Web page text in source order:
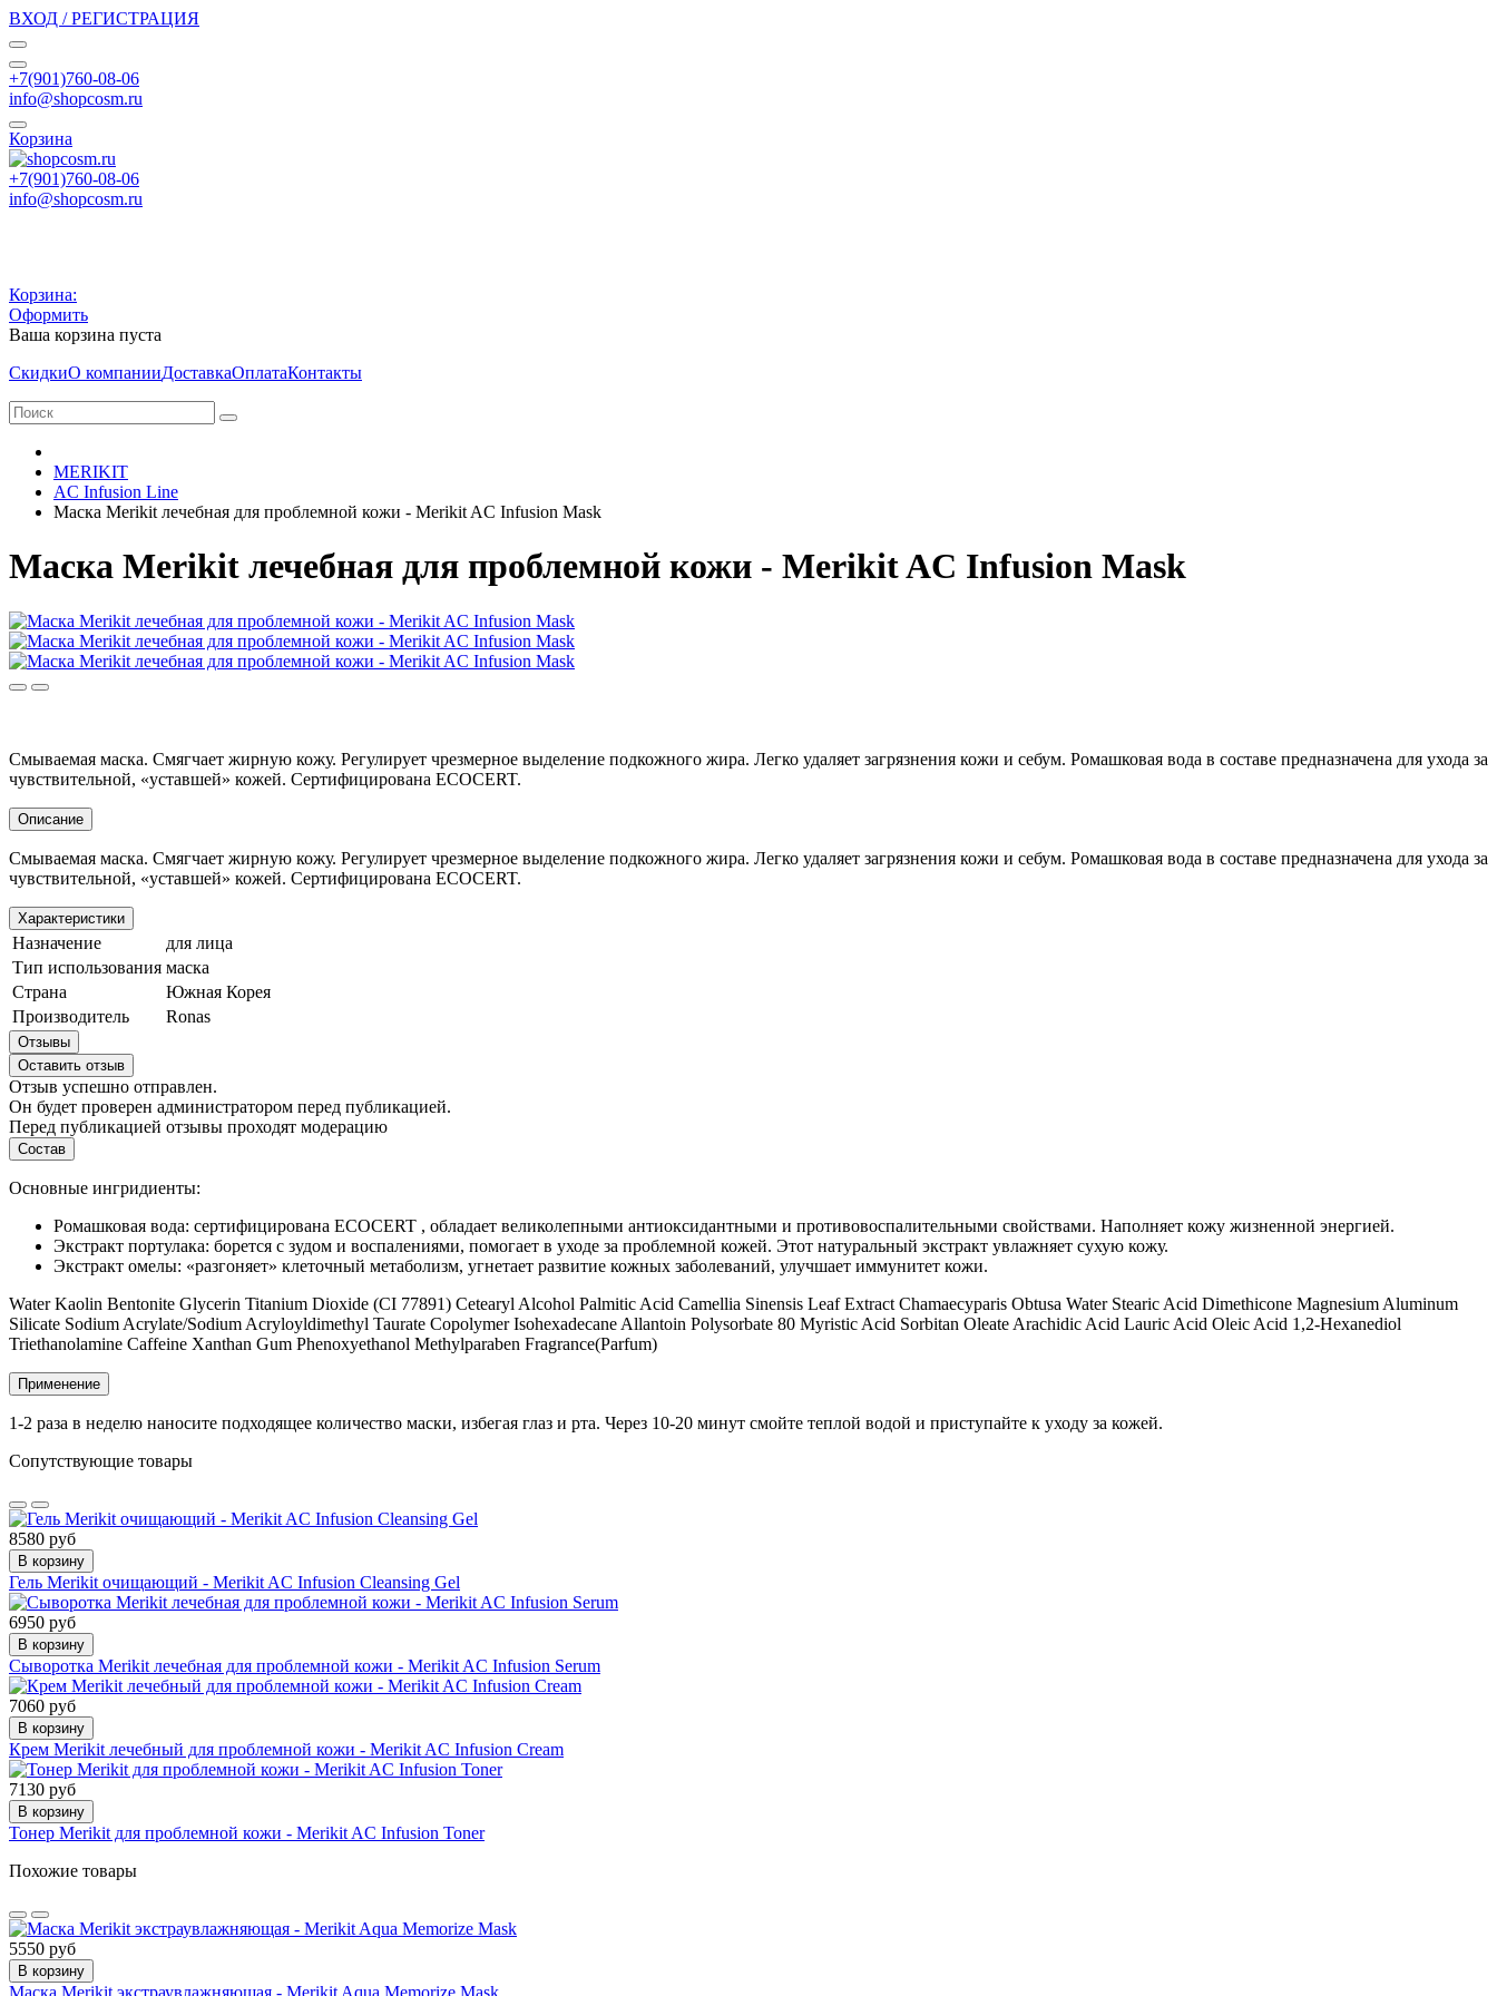
ВХОД / РЕГИСТРАЦИЯ
+7(901)760-08-06
info@shopcosm.ru
Корзина
+7(901)760-08-06
info@shopcosm.ru
Корзина:
Оформить
Ваша корзина пуста
СкидкиО компанииДоставкаОплатаКонтакты
MERIKIT
AC Infusion Line
Маска Merikit лечебная для проблемной кожи - Merikit AC Infusion Mask
Маска Merikit лечебная для проблемной кожи - Merikit AC Infusion Mask
Смываемая маска. Смягчает жирную кожу. Регулирует чрезмерное выделение подкожного жира. Легко удаляет загрязнения кожи и себум. Ромашковая вода в составе предназначена для ухода за
чувствительной, «уставшей» кожей. Сертифицирована ECOCERT.
Описание
Смываемая маска. Смягчает жирную кожу. Регулирует чрезмерное выделение подкожного жира. Легко удаляет загрязнения кожи и себум. Ромашковая вода в составе предназначена для ухода за
чувствительной, «уставшей» кожей. Сертифицирована ECOCERT.
Характеристики
Назначение
для лица
Тип использования маска
Страна
Южная Корея
Производитель
Ronas
Отзывы
Оставить отзыв
Отзыв успешно отправлен.
Он будет проверен администратором перед публикацией.
Перед публикацией отзывы проходят модерацию
Состав
Основные ингридиенты:
Ромашковая вода: сертифицирована ECOCERT , обладает великолепными антиоксидантными и противовоспалительными свойствами. Наполняет кожу жизненной энергией.
Экстракт портулака: борется с зудом и воспалениями, помогает в уходе за проблемной кожей. Этот натуральный экстракт увлажняет сухую кожу.
Экстракт омелы: «разгоняет» клеточный метаболизм, угнетает развитие кожных заболеваний, улучшает иммунитет кожи.
Water Kaolin Bentonite Glycerin Titanium Dioxide (CI 77891) Cetearyl Alcohol Palmitic Acid Camellia Sinensis Leaf Extract Chamaecyparis Obtusa Water Stearic Acid Dimethicone Magnesium Aluminum
Silicate Sodium Acrylate/Sodium Acryloyldimethyl Taurate Copolymer Isohexadecane Allantoin Polysorbate 80 Myristic Acid Sorbitan Oleate Arachidic Acid Lauric Acid Oleic Acid 1,2-Hexanediol
Triethanolamine Caffeine Xanthan Gum Phenoxyethanol Methylparaben Fragrance(Parfum)
Применение
1-2 раза в неделю наносите подходящее количество маски, избегая глаз и рта. Через 10-20 минут смойте теплой водой и приступайте к уходу за кожей.
Сопутствующие товары
8580 руб
В корзину
Гель Merikit очищающий - Merikit AC Infusion Cleansing Gel
6950 руб
В корзину
Сыворотка Merikit лечебная для проблемной кожи - Merikit AC Infusion Serum
7060 руб
В корзину
Крем Merikit лечебный для проблемной кожи - Merikit AC Infusion Cream
7130 руб
В корзину
Тонер Merikit для проблемной кожи - Merikit AC Infusion Toner
Похожие товары
5550 руб
В корзину
Маска Merikit экстраувлажняющая - Merikit Aqua Memorize Mask